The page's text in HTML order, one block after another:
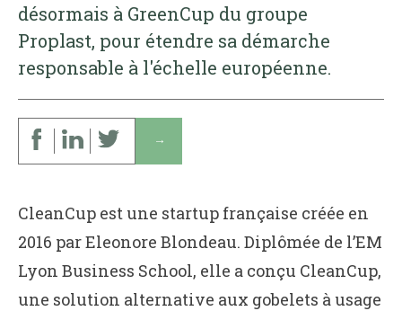
désormais à GreenCup du groupe
Proplast, pour étendre sa démarche
responsable à l'échelle européenne.
↓
CleanCup est une startup française créée en
2016 par Eleonore Blondeau. Diplômée de l’EM
Lyon Business School, elle a conçu CleanCup,
une solution alternative aux gobelets à usage